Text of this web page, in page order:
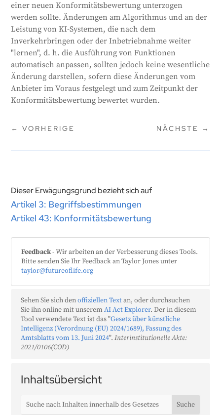
Inhaltsübersicht
einer neuen Konformitätsbewertung unterzogen
werden sollte. Änderungen am Algorithmus und an der
Leistung von KI-Systemen, die nach dem
Inverkehrbringen oder der Inbetriebnahme weiter
"lernen", d. h. die Ausführung von Funktionen
automatisch anpassen, sollten jedoch keine wesentliche
Änderung darstellen, sofern diese Änderungen vom
Anbieter im Voraus festgelegt und zum Zeitpunkt der
Konformitätsbewertung bewertet wurden.
←VORHERIGE NÄCHSTE →
Dieser Erwägungsgrund bezieht sich auf
Artikel 3: Begriffsbestimmungen
Artikel 43: Konformitätsbewertung
Feedback- Wir arbeiten an der Verbesserung dieses Tools.
Bitte senden Sie Ihr Feedback an Taylor Jones unter
taylor@futureoflife.org
Sehen Sie sich denoffiziellen Textan, oder durchsuchen
Sie ihn online mit unseremAI Act Explorer. Der in diesem
Tool verwendete Text ist das "Gesetz über künstliche
Intelligenz (Verordnung (EU) 2024/1689), Fassung des
Amtsblatts vom 13. Juni 2024".Interinstitutionelle Akte:
2021/0106(COD)